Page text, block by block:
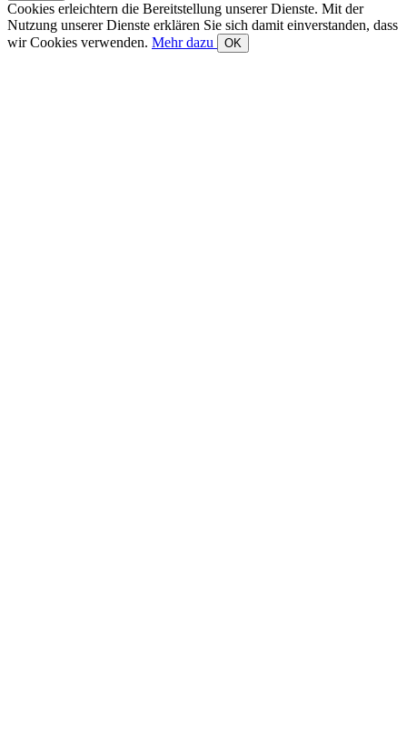
Cookies erleichtern die Bereitstellung unserer Dienste. Mit der
Nutzung unserer Dienste erklären Sie sich damit einverstanden, dass
wir Cookies verwenden. Mehr dazu OK